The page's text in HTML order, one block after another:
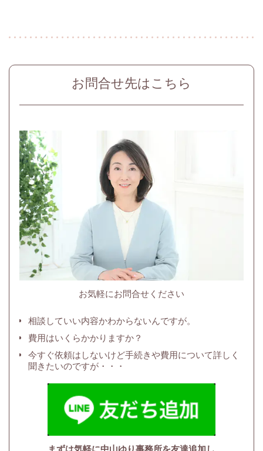
お問合せ先はこちら
お気軽にお問合せください
相談していい内容かわからないんですが。
費用はいくらかかりますか？
今すぐ依頼はしないけど手続きや費用について詳しく
聞きたいのですが・・・
まずは気軽に中山ゆり事務所を友達追加し